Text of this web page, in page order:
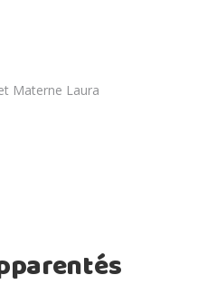
Materne Laura